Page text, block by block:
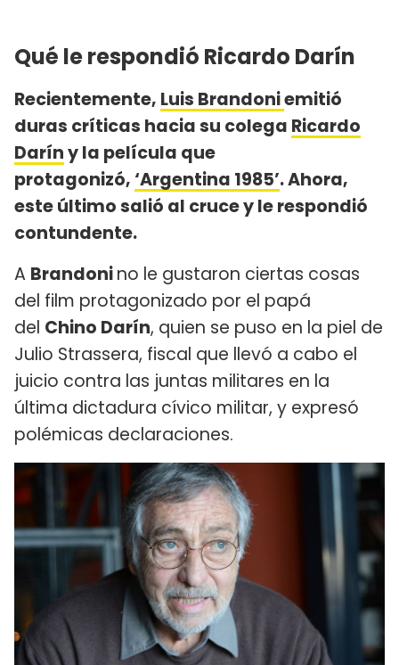
Qué le respondió Ricardo Darín
Recientemente, Luis Brandoniemitió
duras críticas hacia su colega Ricardo
Daríny la película que
protagonizó, ‘Argentina 1985’. Ahora,
este último salió al cruce y le respondió
contundente.
A Brandonino le gustaron ciertas cosas
del film protagonizado por el papá
del Chino Darín, quien se puso en la piel de
Julio Strassera, fiscal que llevó a cabo el
juicio contra las juntas militares en la
última dictadura cívico militar, y expresó
polémicas declaraciones.